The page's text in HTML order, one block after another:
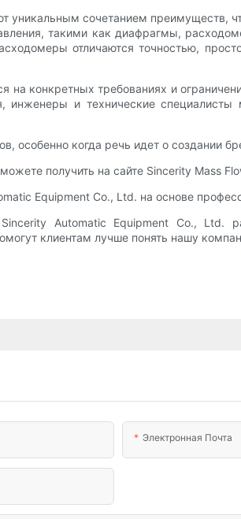
уникальным сочетанием преимуществ,
такими как диафрагмы,
отличаются точностью,
конкретных требованиях и
инженеры и технические
когда речь идет о создании
получить на сайте Sincerity Mass
Equipment Co., Ltd. на основе
Automatic Equipment Co., Ltd.
клиентам лучше понять нашу
Электронная Почта